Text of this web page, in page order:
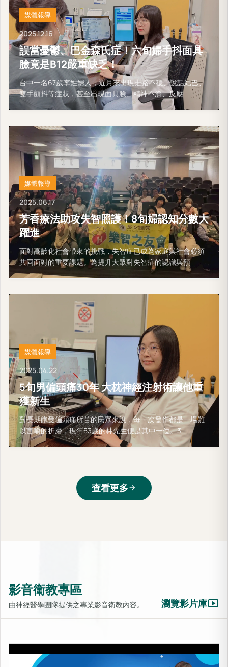
媒體報導
2025.12.16
誤當憂鬱、巴金森氏症！六旬婦手抖面具
臉竟是B12嚴重缺乏！
台中一名67歲李姓婦人，近月來出現走路不穩、說話結巴、
雙手顫抖等症狀，甚至出現面具臉、精神不濟、反應
媒體報導
2025.06.17
芳香療法助攻失智照護！8旬婦認知分數大
躍進
面對高齡化社會帶來的挑戰，失智症已成為家庭與社會必須
共同面對的重要課題。為提升大眾對失智症的認識與預
媒體報導
2025.04.22
5旬男偏頭痛30年 大枕神經注射術讓他重
獲新生
對長期飽受偏頭痛所苦的民眾來說，每一次發作都是一場難
以言喻的折磨，現年53歲的林先生便是其中一位。3
查看更多arrow_forward
影音衛教專區
由神經醫學團隊提供之專業影音衛教內容。 瀏覽影片庫smart_display
上架時間：2025-10-31